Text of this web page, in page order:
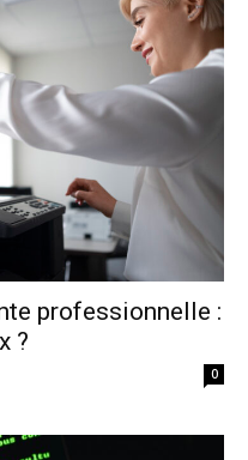
professionnelle :
?
0